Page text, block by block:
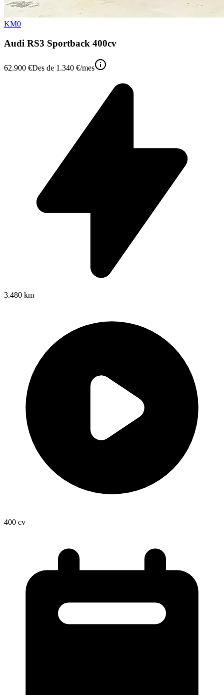
KM0
Audi RS3 Sportback 400cv
62.900 €Des de 1.340 €/mes
3.480 km
400 cv